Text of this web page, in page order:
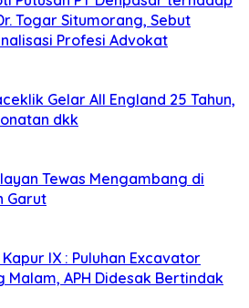
Togar Situmorang, Sebut
Profesi Advokat
Gelar All England 25 Tahun,
dkk
Tewas Mengambang di
Garut
IX : Puluhan Excavator
Malam, APH Didesak Bertindak